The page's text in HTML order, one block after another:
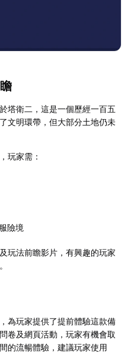
塔衛二，這是一個歷經一百五
文明環帶，但大部分土地仍未
玩家需：
險境
玩法前瞻影片，有興趣的玩家
為玩家提供了提前體驗這款備
卷及網頁活動，玩家有機會取
的流暢體驗，建議玩家使用